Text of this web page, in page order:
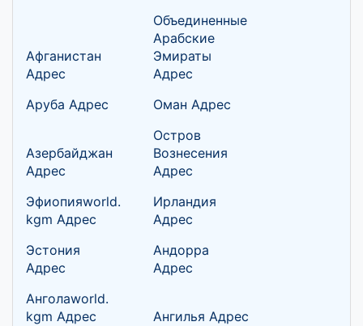
Афганистан
Адрес
Объединенные
Арабские
Эмираты
Адрес
Аруба Адрес
Оман Адрес
Азербайджан
Адрес
Остров
Вознесения
Адрес
Эфиопияworld.
kgm Адрес
Ирландия
Адрес
Эстония
Адрес
Андорра
Адрес
Анголаworld.
kgm Адрес
Ангилья Адрес